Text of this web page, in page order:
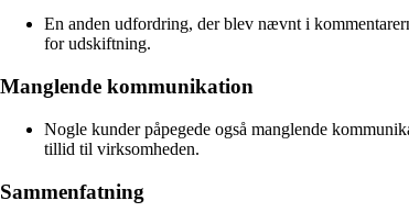
En anden udfordring, der blev nævnt i
for udskiftning.
Manglende kommunikation
Nogle kunder påpegede også manglende
tillid til virksomheden.
Sammenfatning